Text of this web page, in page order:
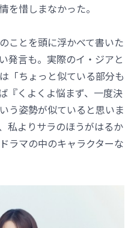
を惜しまなかった。
ことを頭に浮かべて書いた
発言も。実際のイ・ジアと
「ちょっと似ている部分も
『くよくよ悩まず、一度決
う姿勢が似ていると思いま
私よりサラのほうがはるか
ラマの中のキャラクターな